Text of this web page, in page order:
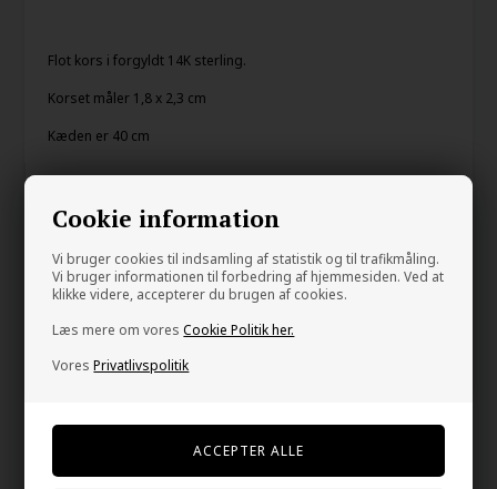
Cookie information
Vi bruger cookies til indsamling af statistik og til trafikmåling.
Vi bruger informationen til forbedring af hjemmesiden. Ved at
klikke videre, accepterer du brugen af cookies.
Læs mere om voresCookie Politik her.
VoresPrivatlivspolitik
Flot kors i forgyldt 14K sterling.
Korset måler 1,8 x 2,3 cm
Kæden er 40 cm
På lager
E-mærket webshop
Gratis fragt over kr. 399
1-2 dage levering
60 dage bytte og retur
Kunder købte også